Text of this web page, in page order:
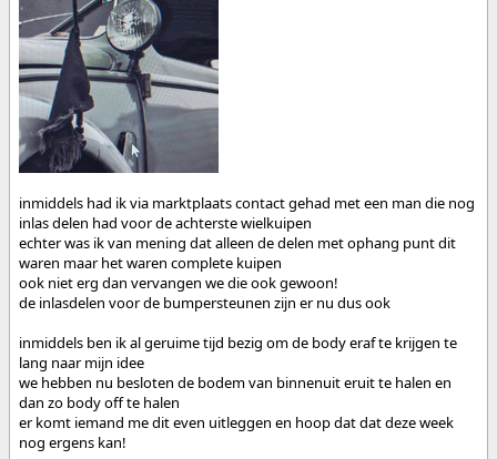
inmiddels had ik via marktplaats contact gehad met een man die nog
inlas delen had voor de achterste wielkuipen
echter was ik van mening dat alleen de delen met ophang punt dit
waren maar het waren complete kuipen
ook niet erg dan vervangen we die ook gewoon!
de inlasdelen voor de bumpersteunen zijn er nu dus ook
inmiddels ben ik al geruime tijd bezig om de body eraf te krijgen te
lang naar mijn idee
we hebben nu besloten de bodem van binnenuit eruit te halen en
dan zo body off te halen
er komt iemand me dit even uitleggen en hoop dat dat deze week
nog ergens kan!